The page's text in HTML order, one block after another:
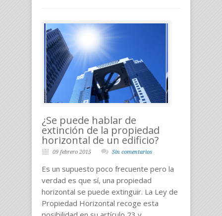
¿Se puede hablar de
extinción de la propiedad
horizontal de un edificio?
09 febrero 2015 Sin comentarios
Es un supuesto poco frecuente pero la
verdad es que sí, una propiedad
horizontal se puede extinguir. La Ley de
Propiedad Horizontal recoge esta